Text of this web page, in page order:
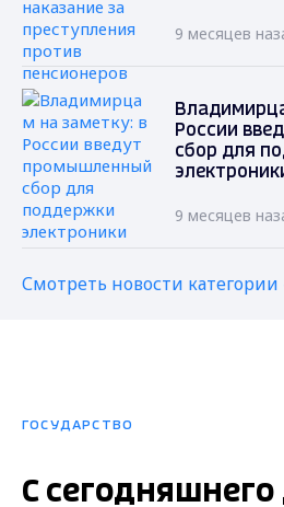
9 месяцев
России
сбор для
9 месяцев
Смотреть новости категории
ГОСУДАРСТВО
С сегодняшнего